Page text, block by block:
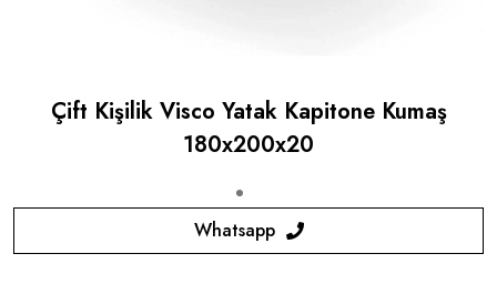
Çift Kişilik Visco Yatak Kapitone Kumaş
180x200x20
Whatsapp